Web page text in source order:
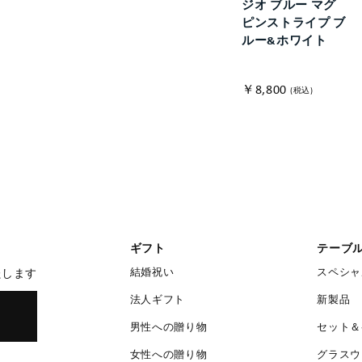
ジオ ブルー マグ
ピンストライプ ブ
ルー&ホワイト
￥8,800 (税込)
ギフト
結婚祝い
法人ギフト
男性への贈り物
女性への贈り物
テーブ
スペシ
新製品
セット
グラス
ます